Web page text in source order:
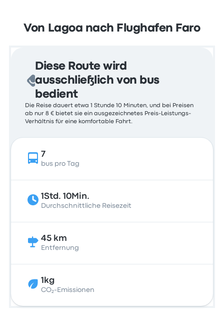
Von Lagoa nach Flughafen Faro
Diese Route wird
ausschließlich von bus
bedient
Die Reise dauert etwa 1 Stunde 10 Minuten, und bei Preisen
ab nur 8 € bietet sie ein ausgezeichnetes Preis-Leistungs-
Verhältnis für eine komfortable Fahrt.
7
bus pro Tag
1Std. 10Min.
Durchschnittliche Reisezeit
45 km
Entfernung
1kg
CO₂-Emissionen